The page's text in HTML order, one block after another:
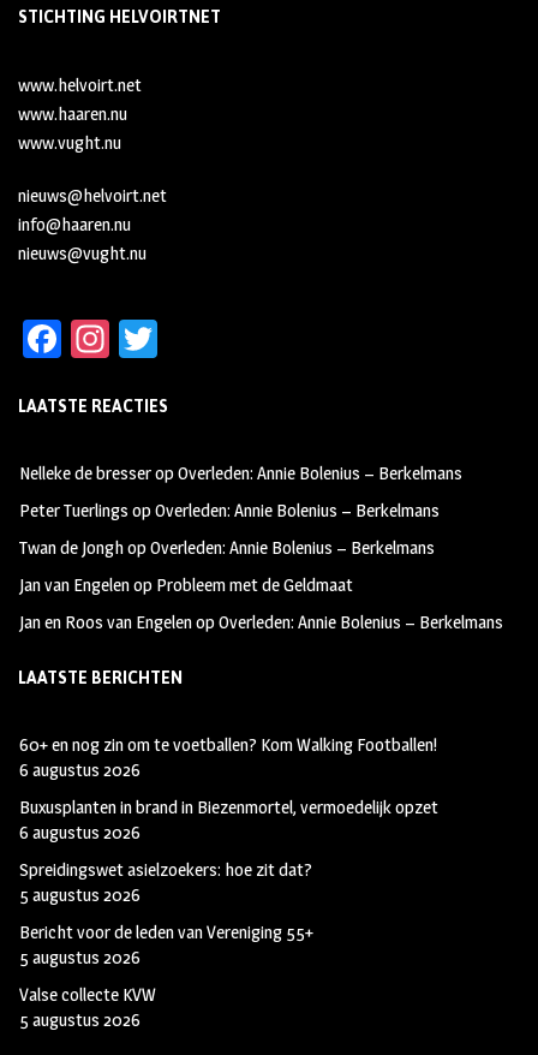
STICHTING HELVOIRTNET
www.helvoirt.net
www.haaren.nu
www.vught.nu
nieuws@helvoirt.net
info@haaren.nu
nieuws@vught.nu
Fa
b
oo
k
In
ag
m
tt
LAATSTE REACTIES
Nelleke de bresseropOverleden: Annie Bolenius – Berkelmans
Peter Tuerlings opOverleden: Annie Bolenius – Berkelmans
Twan de JonghopOverleden: Annie Bolenius – Berkelmans
Jan van Engelenop Probleem met de Geldmaat
Jan en Roos van EngelenopOverleden: Annie Bolenius – Berkelmans
LAATSTE BERICHTEN
60+ en nog zin om te voetballen? Kom Walking Footballen!
6 augustus 2026
Buxusplanten in brand in Biezenmortel, vermoedelijk opzet
6 augustus 2026
Spreidingswet asielzoekers: hoe zit dat?
5 augustus 2026
Bericht voor de leden van Vereniging 55+
5 augustus 2026
Valse collecte KVW
5 augustus 2026